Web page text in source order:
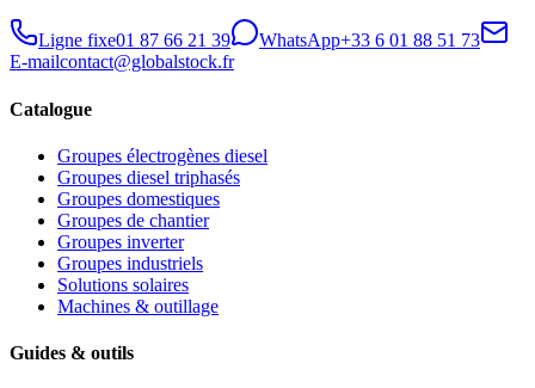
Ligne fixe01 87 66 21 39 WhatsApp+33 6 01 88 51 73
E-mailcontact@globalstock.fr
Catalogue
Groupes électrogènes diesel
Groupes diesel triphasés
Groupes domestiques
Groupes de chantier
Groupes inverter
Groupes industriels
Solutions solaires
Machines & outillage
Guides & outils